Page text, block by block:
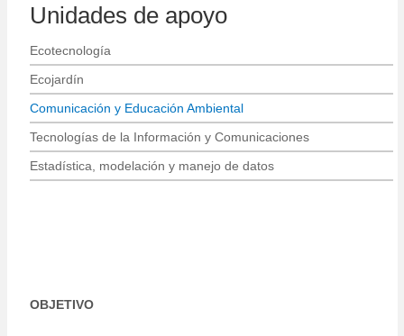
Unidades de apoyo
Ecotecnología
Ecojardín
Comunicación y Educación Ambiental
Tecnologías de la Información y Comunicaciones
Estadística, modelación y manejo de datos
OBJETIVO